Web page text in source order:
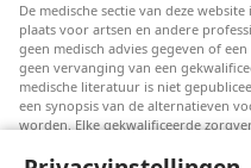
De medische sectie van deze
plaats voor artsen en andere
geen medisch advies gegeven of
geen vervanging van een
medische literatuur is niet
een synopsis van de alternatieven
worden. Elke gekwalificeerde
bespreken en patiënten te helpen